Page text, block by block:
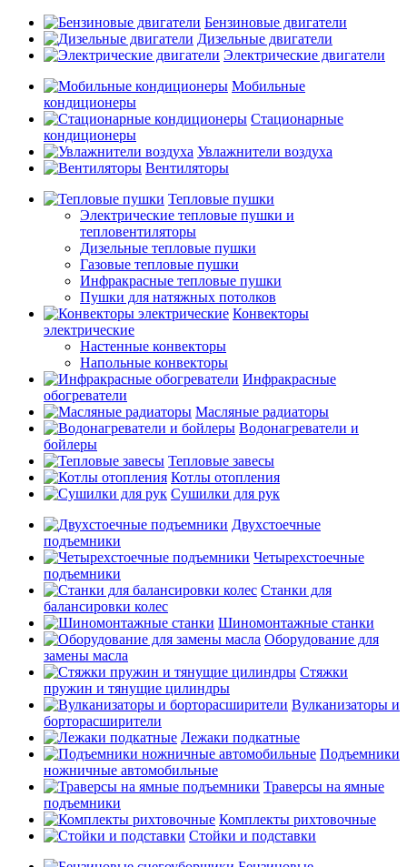
Бензиновые двигатели
Дизельные двигатели
Электрические двигатели
Мобильные
кондиционеры
Стационарные
кондиционеры
Увлажнители воздуха
Вентиляторы
Тепловые пушки
Электрические тепловые пушки и
тепловентиляторы
Дизельные тепловые пушки
Газовые тепловые пушки
Инфракрасные тепловые пушки
Пушки для натяжных потолков
Конвекторы
электрические
Настенные конвекторы
Напольные конвекторы
Инфракрасные
обогреватели
Масляные радиаторы
Водонагреватели и
бойлеры
Тепловые завесы
Котлы отопления
Сушилки для рук
Двухстоечные
подъемники
Четырехстоечные
подъемники
Станки для
балансировки колес
Шиномонтажные станки
Оборудование для
замены масла
Стяжки
пружин и тянущие цилиндры
Вулканизаторы и
борторасширители
Лежаки подкатные
Подъемники
ножничные автомобильные
Траверсы на ямные
подъемники
Комплекты рихтовочные
Стойки и подставки